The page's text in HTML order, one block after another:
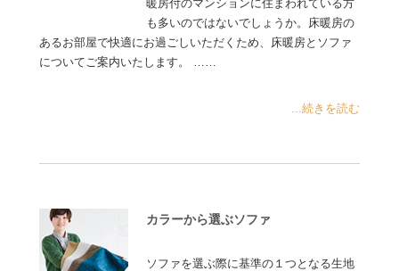
暖房付のマンションに住まわれている方
も多いのではないでしょうか。床暖房の
あるお部屋で快適にお過ごしいただくため、床暖房とソファ
についてご案内いたします。 ……
...続きを読む
カラーから選ぶソファ
ソファを選ぶ際に基準の１つとなる生地